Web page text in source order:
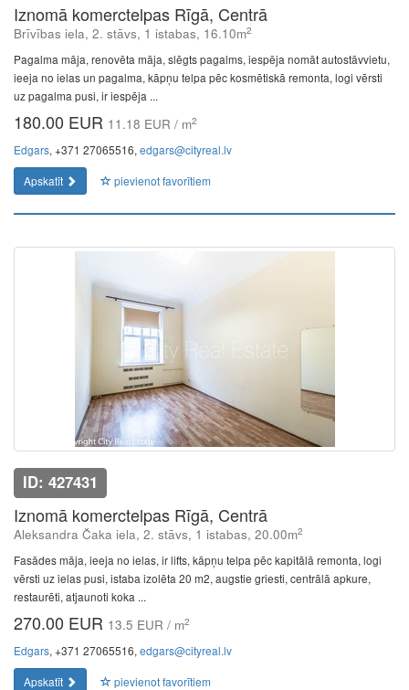
Iznomā komerctelpas Rīgā, Centrā
Brīvības iela, 2. stāvs, 1 istabas, 16.10m2
Pagalma māja, renovēta māja, slēgts pagalms, iespēja nomāt autostāvvietu,
ieeja no ielas un pagalma, kāpņu telpa pēc kosmētiskā remonta, logi vērsti
uz pagalma pusi, ir iespēja ...
180.00 EUR 11.18 EUR / m2
Edgars, +371 27065516, edgars@cityreal.lv
Apskatīt
pievienot favorītiem
ID: 427431
Iznomā komerctelpas Rīgā, Centrā
Aleksandra Čaka iela, 2. stāvs, 1 istabas, 20.00m2
Fasādes māja, ieeja no ielas, ir lifts, kāpņu telpa pēc kapitālā remonta, logi
vērsti uz ielas pusi, istaba izolēta 20 m2, augstie griesti, centrālā apkure,
restaurēti, atjaunoti koka ...
270.00 EUR 13.5 EUR / m2
Edgars, +371 27065516, edgars@cityreal.lv
Apskatīt
pievienot favorītiem